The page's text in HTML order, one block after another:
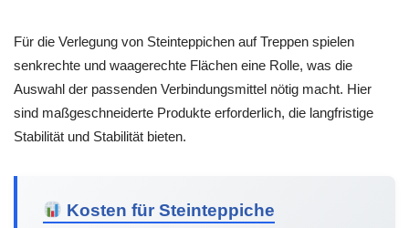
Für die Verlegung von Steinteppichen auf Treppen spielen
senkrechte und waagerechte Flächen eine Rolle, was die
Auswahl der passenden Verbindungsmittel nötig macht. Hier
sind maßgeschneiderte Produkte erforderlich, die langfristige
Stabilität und Stabilität bieten.
Kosten für Steinteppiche